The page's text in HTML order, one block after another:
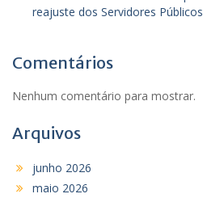
reajuste dos Servidores Públicos
Comentários
Nenhum comentário para mostrar.
Arquivos
junho 2026
maio 2026